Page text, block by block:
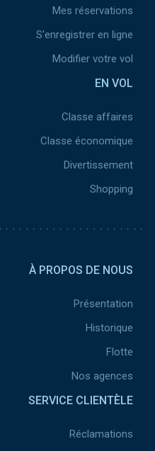
Mes réservations
S'enregistrer en ligne
Modifier votre vol
EN VOL
Classe affaires
Classe économique
Divertissement
Shopping
À PROPOS DE NOUS
Présentation
Historique
Flotte
Nos agences
SERVICE CLIENTÈLE
Réclamations